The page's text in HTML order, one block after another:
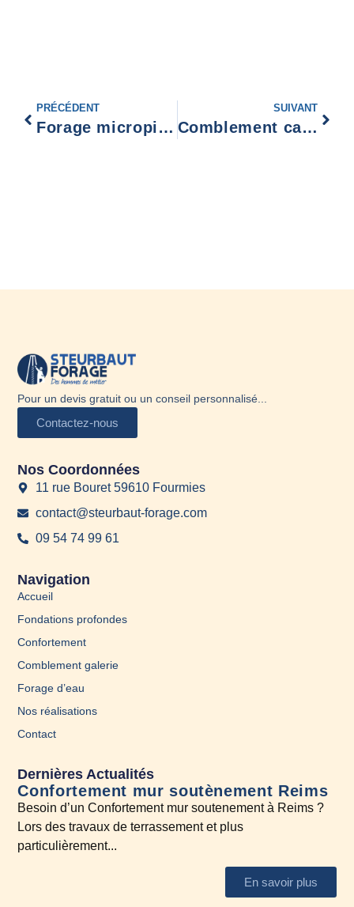
PRÉCÉDENT
Forage micropieux Pieux Châlons-en-Champagne
SUIVANT
Comblement cavités souterraines Laon
Pour un devis gratuit ou un conseil personnalisé...
Contactez-nous
Navigation
Accueil
Fondations profondes
Confortement
Comblement galerie
Forage d’eau
Nos réalisations
Contact
Nos Coordonnées
11 rue Bouret 59610 Fourmies
contact@steurbaut-forage.com
09 54 74 99 61
Dernières Actualités
Confortement mur soutènement Reims
Besoin d’un Confortement mur soutenement à Reims ?
Lors des travaux de terrassement et plus
particulièrement...
En savoir plus